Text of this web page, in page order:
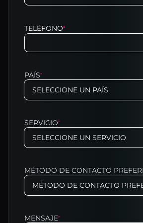
TELÉFONO*
PAÍS*
SELECCIONE UN PAÍS
SERVICIO*
SELECCIONE UN SERVICIO
MÉTODO DE CONTACTO
MÉTODO DE CONTACTO
MENSAJE*